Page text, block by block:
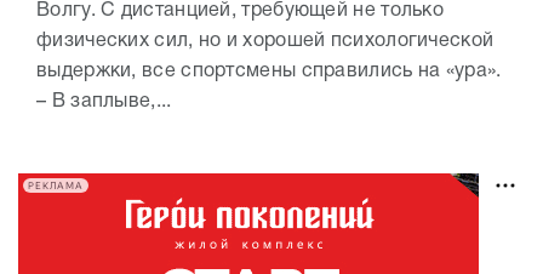
Волгу. С дистанцией, требующей не только
физических сил, но и хорошей психологической
выдержки, все спортсмены справились на «ура».
– В заплыве,...
РЕКЛАМА